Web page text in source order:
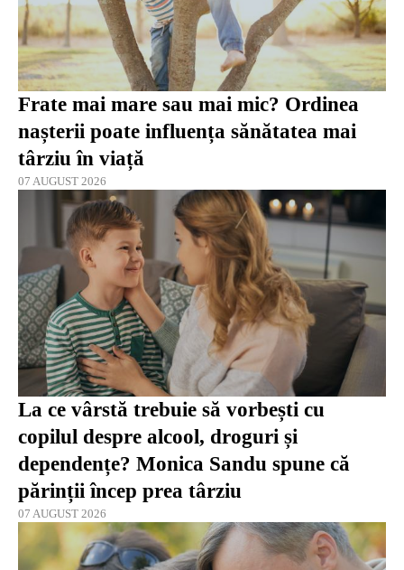
Frate mai mare sau mai mic? Ordinea
nașterii poate influența sănătatea mai
târziu în viață
07 AUGUST 2026
La ce vârstă trebuie să vorbești cu
copilul despre alcool, droguri și
dependențe? Monica Sandu spune că
părinții încep prea târziu
07 AUGUST 2026